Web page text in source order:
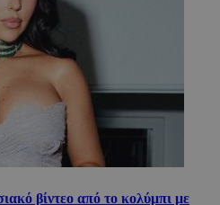
βίντεο από το κολύμπι με